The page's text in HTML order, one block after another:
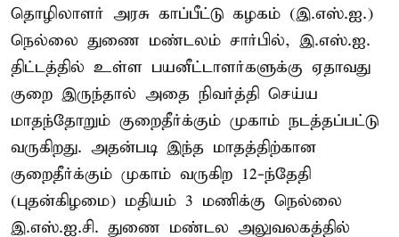
தொழிலாளர் அரசு காப்பீட்டு கழகம் (இ.எஸ்.ஐ.)
நெல்லை துணை மண்டலம் சார்பில், இ.எஸ்.ஐ.
திட்டத்தில் உள்ள பயனீட்டாளர்களுக்கு ஏதாவது
குறை இருந்தால் அதை நிவர்த்தி செய்ய
மாதந்தோறும் குறைதீர்க்கும் முகாம் நடத்தப்பட்டு
வருகிறது. அதன்படி இந்த மாதத்திற்கான
குறைதீர்க்கும் முகாம் வருகிற 12-ந்தேதி
(புதன்கிழமை) மதியம் 3 மணிக்கு நெல்லை
இ.எஸ்.ஐ.சி. துணை மண்டல அலுவலகத்தில்